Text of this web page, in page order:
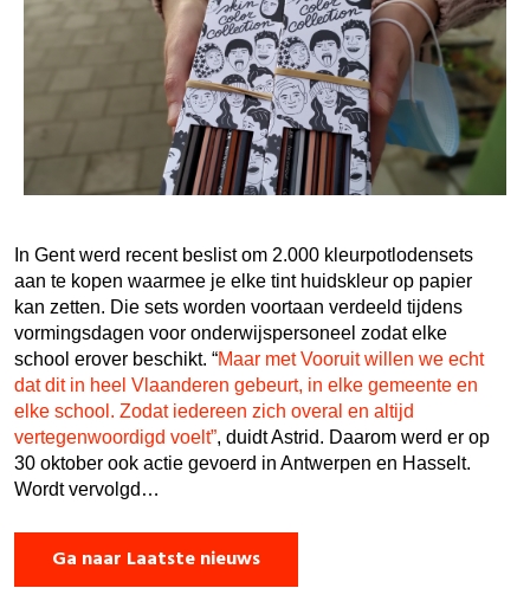
In Gent werd recent beslist om 2.000 kleurpotlodensets
aan te kopen waarmee je elke tint huidskleur op papier
kan zetten. Die sets worden voortaan verdeeld tijdens
vormingsdagen voor onderwijspersoneel zodat elke
school erover beschikt. “Maar met Vooruit willen we echt
dat dit in heel Vlaanderen gebeurt, in elke gemeente en
elke school. Zodat iedereen zich overal en altijd
vertegenwoordigd voelt”, duidt Astrid. Daarom werd er op
30 oktober ook actie gevoerd in Antwerpen en Hasselt.
Wordt vervolgd…
Ga naar Laatste nieuws